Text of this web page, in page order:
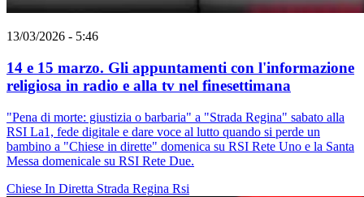
13/03/2026 - 5:46
14 e 15 marzo. Gli appuntamenti con l'informazione
religiosa in radio e alla tv nel finesettimana
"Pena di morte: giustizia o barbaria" a "Strada Regina" sabato alla
RSI La1, fede digitale e dare voce al lutto quando si perde un
bambino a "Chiese in dirette" domenica su RSI Rete Uno e la Santa
Messa domenicale su RSI Rete Due.
Chiese In Diretta Strada Regina Rsi